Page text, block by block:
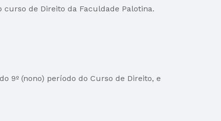
de Direito da Faculdade Palotina.
9º (nono) período do Curso de Direito, e